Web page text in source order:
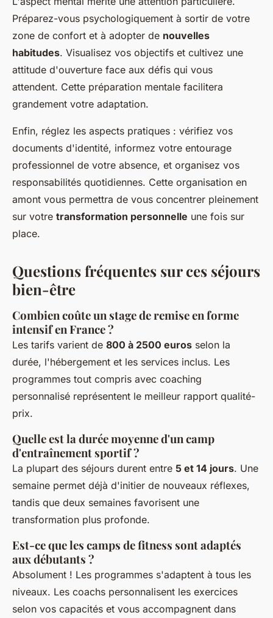
Préparez-vous psychologiquement à sortir de votre
zone de confort et à adopter de nouvelles
habitudes. Visualisez vos objectifs et cultivez une
attitude d'ouverture face aux défis qui vous
attendent. Cette préparation mentale facilitera
grandement votre adaptation.
Enfin, réglez les aspects pratiques : vérifiez vos
documents d'identité, informez votre entourage
professionnel de votre absence, et organisez vos
responsabilités quotidiennes. Cette organisation en
amont vous permettra de vous concentrer pleinement
sur votre transformation personnelle une fois sur
place.
Questions fréquentes sur ces séjours
bien-être
Combien coûte un stage de remise en forme
intensif en France ?
Les tarifs varient de 800 à 2500 euros selon la
durée, l'hébergement et les services inclus. Les
programmes tout compris avec coaching
personnalisé représentent le meilleur rapport qualité-
prix.
Quelle est la durée moyenne d'un camp
d'entraînement sportif ?
La plupart des séjours durent entre 5 et 14 jours. Une
semaine permet déjà d'initier de nouveaux réflexes,
tandis que deux semaines favorisent une
transformation plus profonde.
Est-ce que les camps de fitness sont adaptés
aux débutants ?
Absolument ! Les programmes s'adaptent à tous les
niveaux. Les coachs personnalisent les exercices
selon vos capacités et vous accompagnent dans